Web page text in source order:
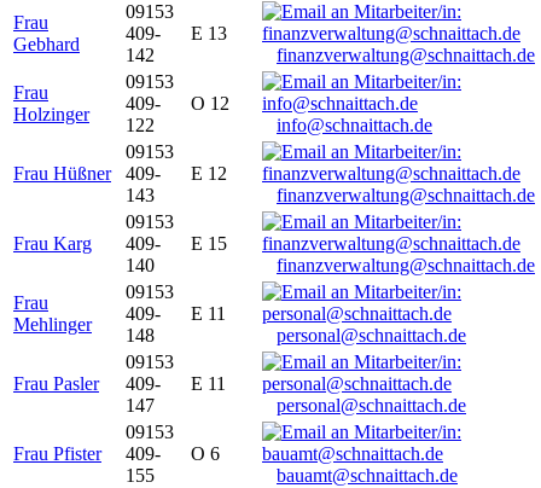
Frau
Gebhard
09153
409-
142
E 13
finanzverwaltung@schnaittach.de
Frau
Holzinger
09153
409-
122
O 12
info@schnaittach.de
Frau Hüßner
09153
409-
143
E 12
finanzverwaltung@schnaittach.de
Frau Karg
09153
409-
140
E 15
finanzverwaltung@schnaittach.de
Frau
Mehlinger
09153
409-
148
E 11
personal@schnaittach.de
Frau Pasler
09153
409-
147
E 11
personal@schnaittach.de
Frau Pfister
09153
409-
155
O 6
bauamt@schnaittach.de